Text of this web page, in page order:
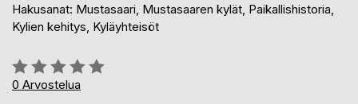
Hakusanat: Mustasaari, Mustasaaren kylät, Paikallishistoria,
Kylien kehitys, Kyläyhteisöt
Arvostelu::
0%
0 Arvostelua